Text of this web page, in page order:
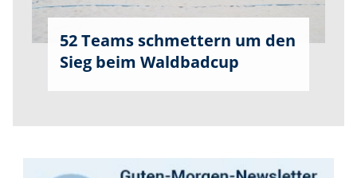
52 Teams schmettern um den
Sieg beim Waldbadcup